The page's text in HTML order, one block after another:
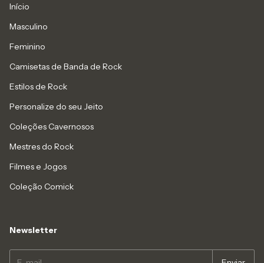
Início
Masculino
Feminino
Camisetas de Banda de Rock
Estilos de Rock
Personalize do seu Jeito
Coleções Cavernosos
Mestres do Rock
Filmes e Jogos
Coleção Comick
Newsletter